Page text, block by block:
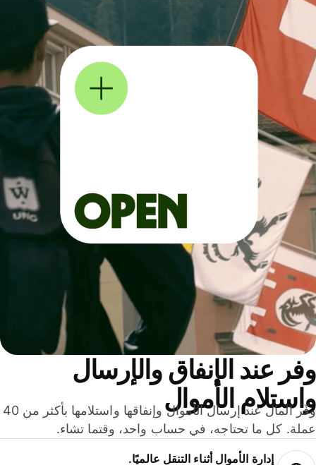
عند الإنفاق والإرسال
الأموال
وفّر المال عند إرسال الأموال وإنفاقها واستلامها بأكثر من 40
كل ما تحتاجه، في حساب واحد، وقتما تشاء.
إدارة الأموال أثناء التنقل عالميًا.